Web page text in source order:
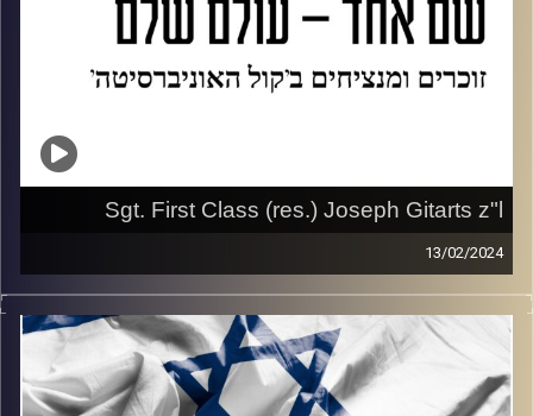
Sgt. First Class (res.) Joseph Gitarts z"l
13/02/2024
Shannah Saul interviews the friends and family of Sgt.
First Class (res.) Joseph Gitarts z"l.
The following podcast is both in English and Hebrew.